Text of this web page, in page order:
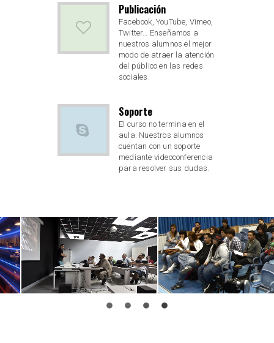
Publicación
Facebook, YouTube, Vimeo,
Twitter… Enseñamos a
nuestros alumnos el mejor
modo de atraer la atención
del público en las redes
sociales.
Soporte
El curso no termina en el
aula. Nuestros alumnos
cuentan con un soporte
mediante videoconferencia
para resolver sus dudas.